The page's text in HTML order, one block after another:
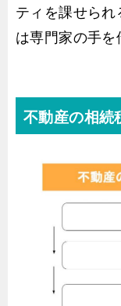
ティを課せら
は専門家の手を
不動産の相続